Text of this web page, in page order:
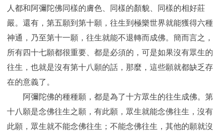
人都和阿彌陀佛同樣的膚色、同樣的顏貌、同樣的相好莊
嚴。還有，第五願到第十願，往生到極樂世界就能獲得六種
神通，乃至第十一願，往生就能不退轉而成佛。簡而言之，
所有四十七願都很重要、都是必須的，可是如果沒有眾生的
往生，也就是沒有第十八願的話，那麼，這些願就都缺乏存
在的意義了。
阿彌陀佛的種種願，都是為了十方眾生的往生成佛。第
十八願是念佛往生之願，有此願，眾生就能念佛往生，沒有
此願，眾生就不能念佛往生；不能念佛往生，其他的願就沒